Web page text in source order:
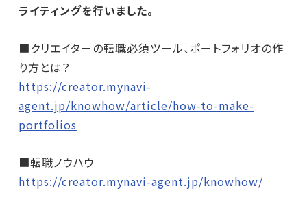
ライティングを行いました。
■クリエイターの転職必須ツール、ポートフォリオの作
り方とは？
https://creator.mynavi-
agent.jp/knowhow/article/how-to-make-
portfolios
■転職ノウハウ
https://creator.mynavi-agent.jp/knowhow/